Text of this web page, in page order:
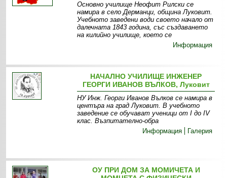
Основно училище Неофит Рилски се
намира в село Дерманци, община Луковит.
Учебното заведени води своето начало от
далечната 1843 година, със създаването
на килийно училище, което се
Информация
НАЧАЛНО УЧИЛИЩЕ ИНЖЕНЕР
ГЕОРГИ ИВАНОВ ВЪЛКОВ, Луковит
НУ Инж. Георги Иванов Вълков се намира в
центъра на град Луковит. В учебното
заведение се обучават ученици от I до IV
клас. Възпитателно-обра
Информация
Галерия
ОУ ПРИ ДОМ ЗА МОМИЧЕТА И